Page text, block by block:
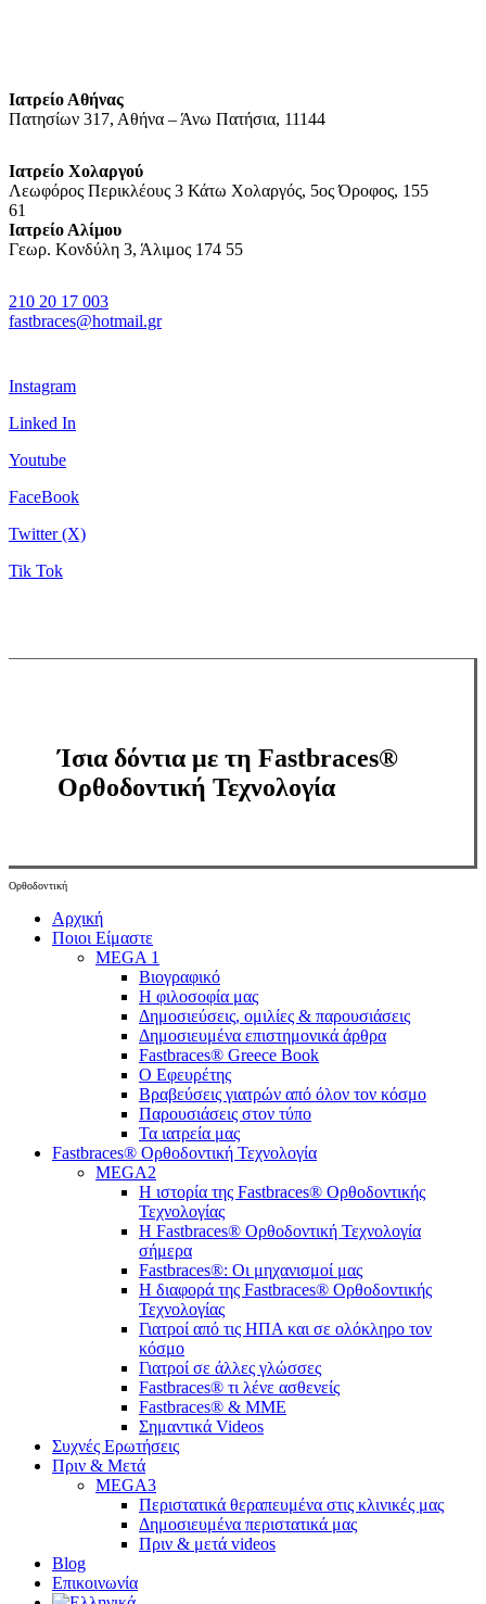
Ιατρείο Αθήνας
Πατησίων 317, Αθήνα – Άνω Πατήσια, 11144
Ιατρείο Χολαργού
Λεωφόρος Περικλέους 3 Κάτω Χολαργός, 5ος Όροφος, 155
61
Ιατρείο Αλίμου
Γεωρ. Κονδύλη 3, Άλιμος 174 55
210 20 17 003
fastbraces@hotmail.gr
Instagram
Linked In
Youtube
FaceBook
Twitter (X)
Tik Tok
Ίσια δόντια με τη Fastbraces®
Ορθοδοντική Τεχνολογία
Ορθοδοντική
Close
Menu
Αρχική
Ποιοι Είμαστε
MEGA 1
Βιογραφικό
Η φιλοσοφία μας
Δημοσιεύσεις, ομιλίες & παρουσιάσεις
Δημοσιευμένα επιστημονικά άρθρα
Fastbraces® Greece Book
Ο Εφευρέτης
Bραβεύσεις γιατρών από όλον τον κόσμο
Παρουσιάσεις στον τύπο
Τα ιατρεία μας
Fastbraces® Ορθοδοντική Τεχνολογία
MEGA2
Η ιστορία της Fastbraces® Ορθοδοντικής
Τεχνολογίας
H Fastbraces® Ορθοδοντική Τεχνολογία
σήμερα
Fastbraces®: Οι μηχανισμοί μας
Η διαφορά της Fastbraces® Ορθοδοντικής
Τεχνολογίας
Γιατροί από τις ΗΠΑ και σε ολόκληρο τον
κόσμο
Γιατροί σε άλλες γλώσσες
Fastbraces® τι λένε ασθενείς
Fastbraces® & ΜΜΕ
Σημαντικά Videos
Συχνές Ερωτήσεις
Πριν & Μετά
MEGA3
Περιστατικά θεραπευμένα στις κλινικές μας
Δημοσιευμένα περιστατικά μας
Πριν & μετά videos
Blog
Επικοινωνία